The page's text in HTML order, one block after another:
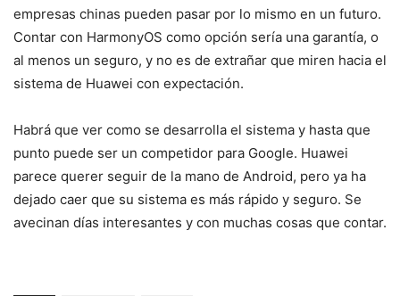
empresas chinas pueden pasar por lo mismo en un futuro.
Contar con HarmonyOS como opción sería una garantía, o
al menos un seguro, y no es de extrañar que miren hacia el
sistema de Huawei con expectación.
Habrá que ver como se desarrolla el sistema y hasta que
punto puede ser un competidor para Google. Huawei
parece querer seguir de la mano de Android, pero ya ha
dejado caer que su sistema es más rápido y seguro. Se
avecinan días interesantes y con muchas cosas que contar.